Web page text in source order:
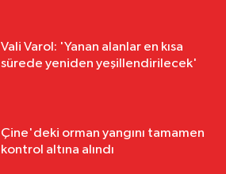
Vali Varol: 'Yanan alanlar en kısa
sürede yeniden yeşillendirilecek'
Çine'deki orman yangını tamamen
kontrol altına alındı